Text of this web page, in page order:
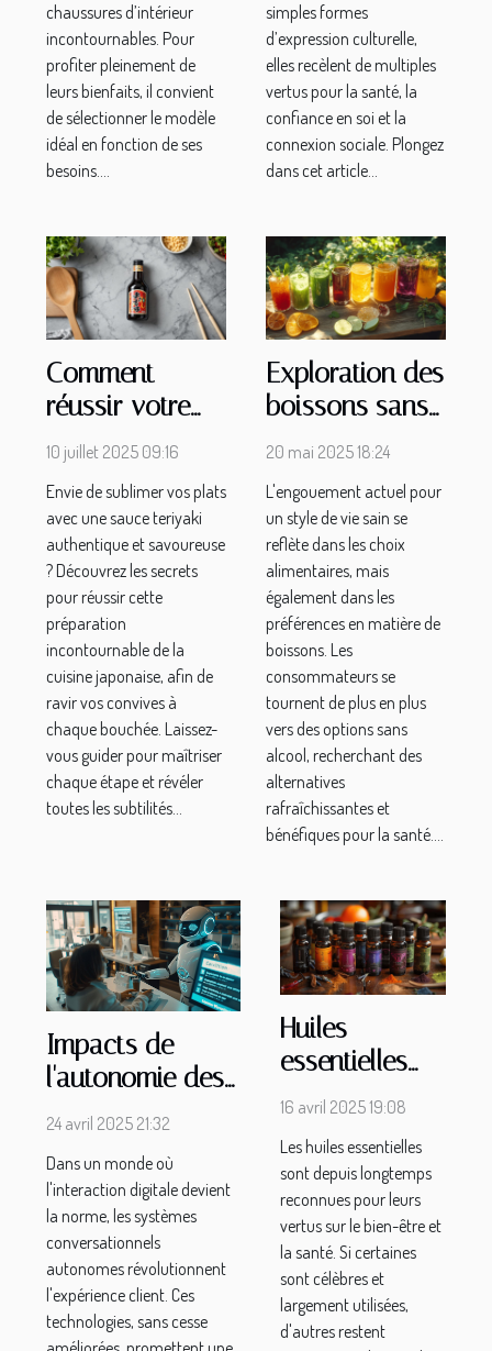
chaussures d’intérieur
incontournables. Pour
profiter pleinement de
leurs bienfaits, il convient
de sélectionner le modèle
idéal en fonction de ses
besoins....
simples formes
d’expression culturelle,
elles recèlent de multiples
vertus pour la santé, la
confiance en soi et la
connexion sociale. Plongez
dans cet article...
Comment
réussir votre
plat avec une
sauce teriyaki
authentique ?
10 juillet 2025 09:16
Envie de sublimer vos plats
avec une sauce teriyaki
authentique et savoureuse
? Découvrez les secrets
pour réussir cette
préparation
incontournable de la
cuisine japonaise, afin de
ravir vos convives à
chaque bouchée. Laissez-
vous guider pour maîtriser
chaque étape et révéler
toutes les subtilités...
Exploration des
boissons sans
alcool pour un
sain
20 mai 2025 18:24
L'engouement actuel pour
un style de vie sain se
reflète dans les choix
alimentaires, mais
également dans les
préférences en matière de
boissons. Les
consommateurs se
tournent de plus en plus
vers des options sans
alcool, recherchant des
alternatives
rafraîchissantes et
bénéfiques pour la santé....
Impacts de
l'autonomie des
systèmes
sur l'expérience
client
24 avril 2025 21:32
Dans un monde où
l'interaction digitale devient
la norme, les systèmes
conversationnels
autonomes révolutionnent
l'expérience client. Ces
technologies, sans cesse
Huiles
essentielles
peu connues
d'importants
bénéfices pour
la santé
16 avril 2025 19:08
Les huiles essentielles
sont depuis longtemps
reconnues pour leurs
vertus sur le bien-être et
la santé. Si certaines
sont célèbres et
largement utilisées,
d'autres restent